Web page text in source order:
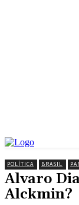
POLÍTICA BRASIL
Alvaro
Alckmin?